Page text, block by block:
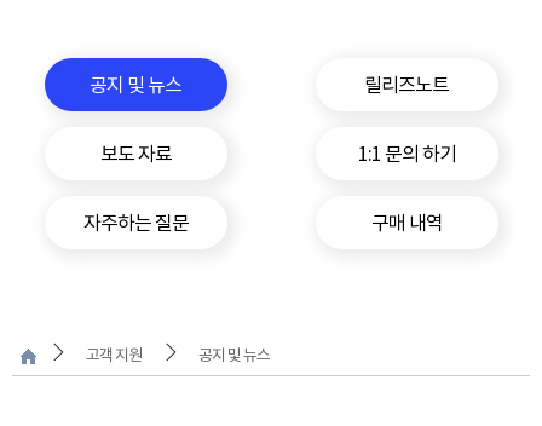
공지 및 뉴스 릴리즈노트
보도 자료 1:1 문의 하기
자주하는 질문 구매 내역
고객 지원 공지 및 뉴스